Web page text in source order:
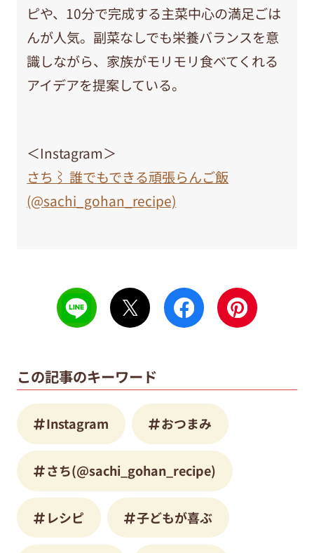
ピや、10分で完成する主菜中心の満足ごは
んが人気。副菜なしでも栄養バランスを意
識しながら、家族がモリモリ食べてくれる
アイデアを提案している。
＜Instagram＞
さち⌇ 誰でもできる頑張らんご飯
(@sachi_gohan_recipe)
この記事のキーワード
Instagram おつまみ
さち(@sachi_gohan_recipe)
レシピ 子どもが喜ぶ